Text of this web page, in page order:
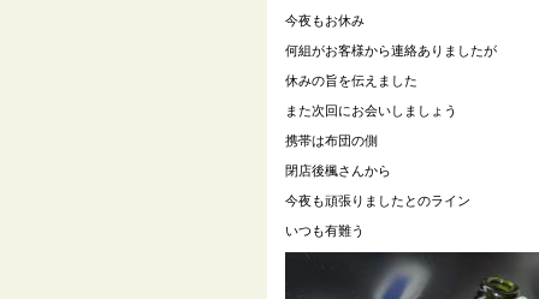
今夜もお休み
何組がお客様から連絡ありましたが
休みの旨を伝えました
また次回にお会いしましょう
携帯は布団の側
閉店後楓さんから
今夜も頑張りましたとのライン
いつも有難う